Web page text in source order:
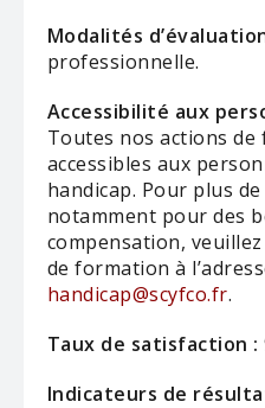
Modalités
professionnelle.
Accessibilité aux
Toutes nos actions
accessibles aux
handicap. Pour plus
notamment pour des
compensation,
de formation à
handicap@scyfco.fr.
Taux de satisfaction :
Indicateurs de